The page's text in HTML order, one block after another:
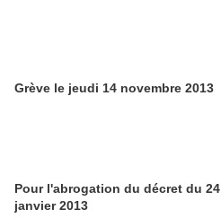
Grève le jeudi 14 novembre 2013
Pour l'abrogation du décret du 24
janvier 2013